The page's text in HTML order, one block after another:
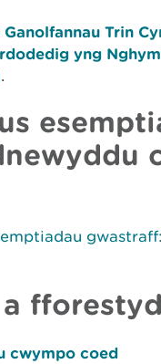
Trin
yng
.
gwastraff:
cwympo coed